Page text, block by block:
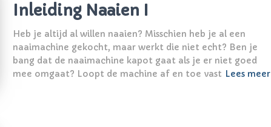
Inleiding Naaien I
Heb je altijd al willen naaien? Misschien heb je al een
naaimachine gekocht, maar werkt die niet echt? Ben je
bang dat de naaimachine kapot gaat als je er niet goed
mee omgaat? Loopt de machine af en toe vast Lees meer